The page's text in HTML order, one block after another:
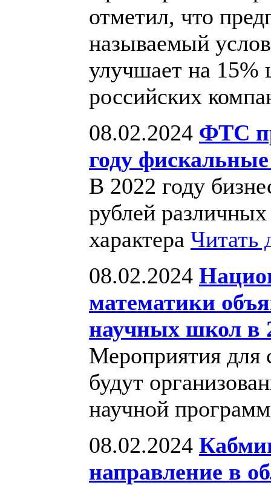
отметил, что
называемый
улучшает на 15%
российских
08.02.2024 ФТС
году
В 2022 году
рублей
характера Читать
08.02.2024
математики
научных школ в
Мероприятия для
будут
научной
08.02.2024
направление в